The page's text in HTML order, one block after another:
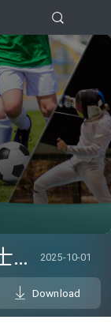
《动感天地》：欧联车路士靠宾菲加乌龙波1:0小胜 2025-10-01
Download